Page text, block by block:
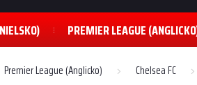
PREMIER LEAGUE
Premier League (Anglicko) Chelsea FC